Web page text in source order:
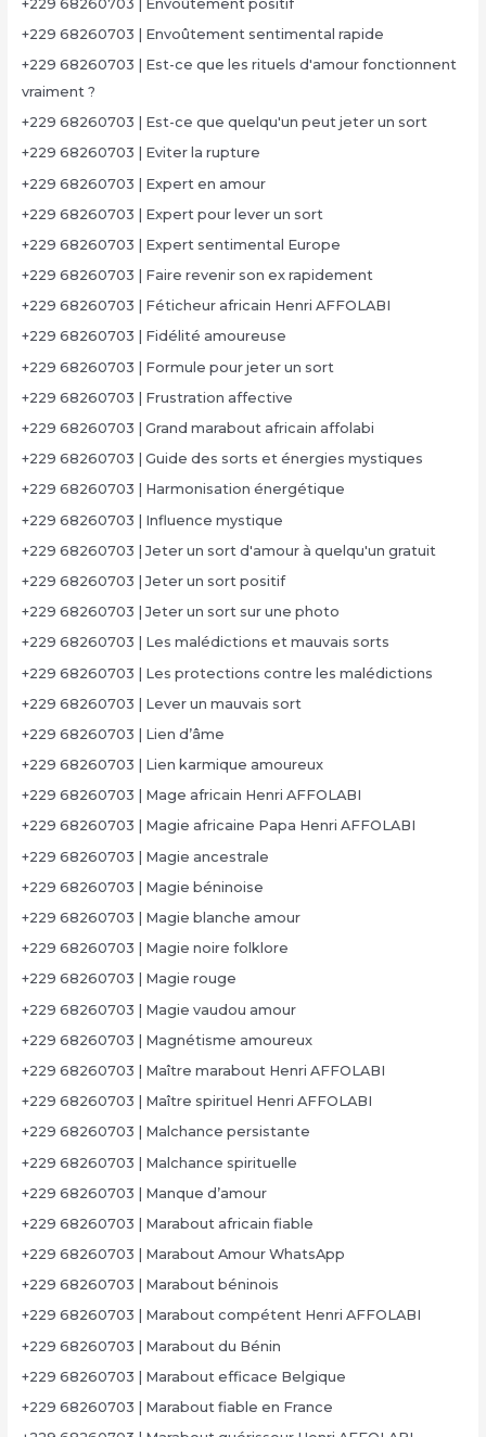
+229 68260703 | Envoûtement positif
+229 68260703 | Envoûtement sentimental rapide
+229 68260703 | Est-ce que les rituels d'amour fonctionnent
vraiment ?
+229 68260703 | Est-ce que quelqu'un peut jeter un sort
+229 68260703 | Eviter la rupture
+229 68260703 | Expert en amour
+229 68260703 | Expert pour lever un sort
+229 68260703 | Expert sentimental Europe
+229 68260703 | Faire revenir son ex rapidement
+229 68260703 | Féticheur africain Henri AFFOLABI
+229 68260703 | Fidélité amoureuse
+229 68260703 | Formule pour jeter un sort
+229 68260703 | Frustration affective
+229 68260703 | Grand marabout africain affolabi
+229 68260703 | Guide des sorts et énergies mystiques
+229 68260703 | Harmonisation énergétique
+229 68260703 | Influence mystique
+229 68260703 | Jeter un sort d'amour à quelqu'un gratuit
+229 68260703 | Jeter un sort positif
+229 68260703 | Jeter un sort sur une photo
+229 68260703 | Les malédictions et mauvais sorts
+229 68260703 | Les protections contre les malédictions
+229 68260703 | Lever un mauvais sort
+229 68260703 | Lien d’âme
+229 68260703 | Lien karmique amoureux
+229 68260703 | Mage africain Henri AFFOLABI
+229 68260703 | Magie africaine Papa Henri AFFOLABI
+229 68260703 | Magie ancestrale
+229 68260703 | Magie béninoise
+229 68260703 | Magie blanche amour
+229 68260703 | Magie noire folklore
+229 68260703 | Magie rouge
+229 68260703 | Magie vaudou amour
+229 68260703 | Magnétisme amoureux
+229 68260703 | Maître marabout Henri AFFOLABI
+229 68260703 | Maître spirituel Henri AFFOLABI
+229 68260703 | Malchance persistante
+229 68260703 | Malchance spirituelle
+229 68260703 | Manque d’amour
+229 68260703 | Marabout africain fiable
+229 68260703 | Marabout Amour WhatsApp
+229 68260703 | Marabout béninois
+229 68260703 | Marabout compétent Henri AFFOLABI
+229 68260703 | Marabout du Bénin
+229 68260703 | Marabout efficace Belgique
+229 68260703 | Marabout fiable en France